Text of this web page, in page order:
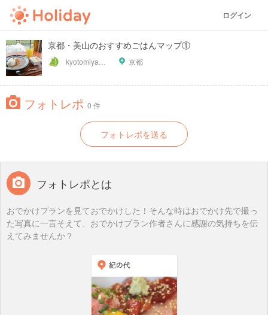
ログイン
京都・美山のおすすめごはんマップ①
京都
フォトレポ 0 件
フォトレポを送る
フォトレポとは
おでかけプランを見ておでかけした！そんな時はおでかけ先で撮っ
た写真に一言そえて、おでかけプラン作者さんに感謝の気持ちを伝
えてみませんか？